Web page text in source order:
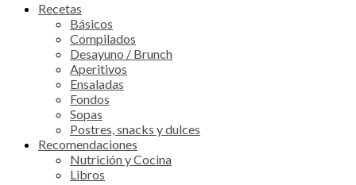
Recetas
Básicos
Compilados
Desayuno / Brunch
Aperitivos
Ensaladas
Fondos
Sopas
Postres, snacks y dulces
Recomendaciones
Nutrición y Cocina
Libros